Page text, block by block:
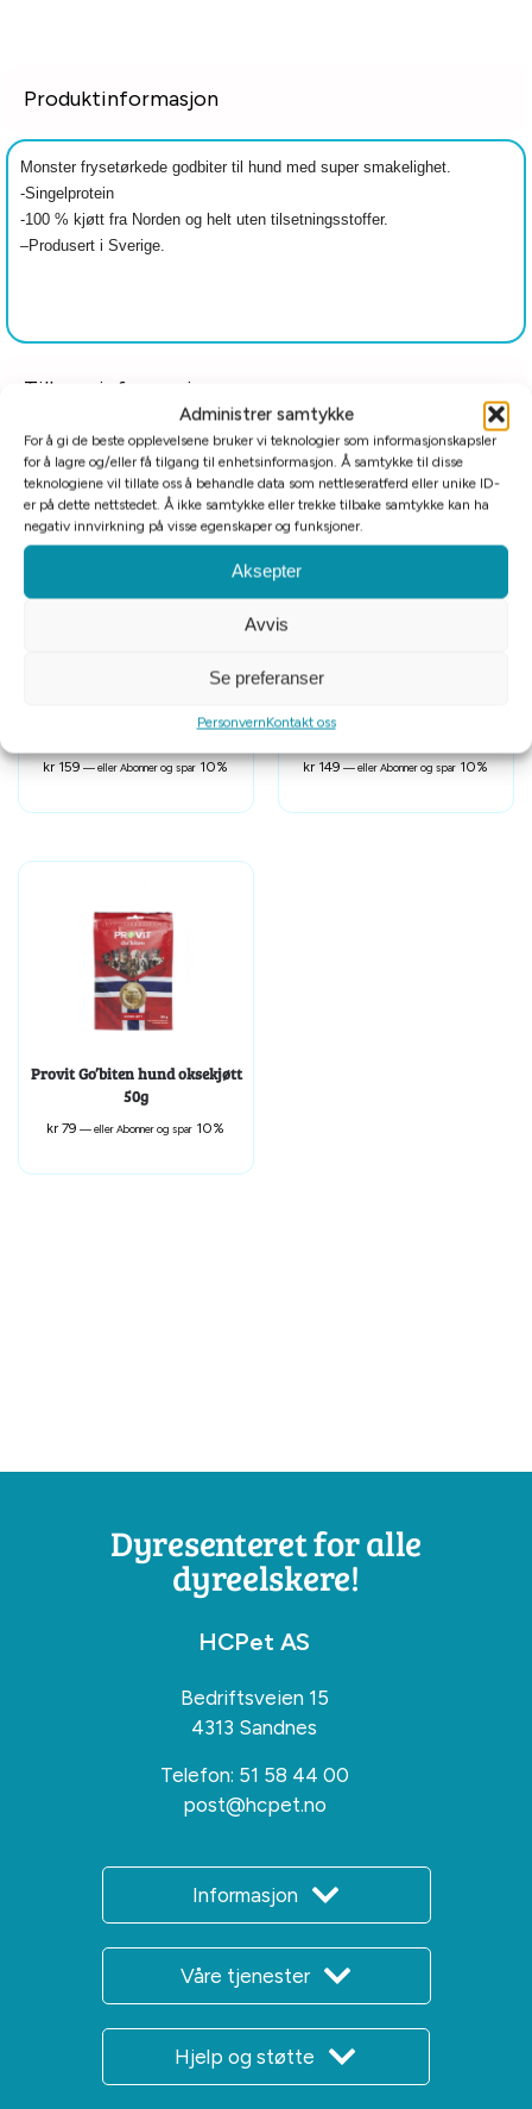
Administrer samtykke
For å gi de beste opplevelsene bruker vi teknologier som informasjonskapsler
for å lagre og/eller få tilgang til enhetsinformasjon. Å samtykke til disse
teknologiene vil tillate oss å behandle data som nettleseratferd eller unike ID-
er på dette nettstedet. Å ikke samtykke eller trekke tilbake samtykke kan ha
negativ innvirkning på visse egenskaper og funksjoner.
Aksepter
Avvis
Se preferanser
PersonvernKontakt oss
Produktinformasjon
Monster frysetørkede godbiter til hund med super smakelighet.
-Singelprotein
-100 % kjøtt fra Norden og helt uten tilsetningsstoffer.
–Produsert i Sverige.
Tilleggsinformasjon
Relaterte produkter
Gresshoppa hundepølse 4x200g
kr159—eller Abonner og spar 10%
DeliBest hundepølse med hest
for sensitive hunder 2×400 g
kr149—eller Abonner og spar 10%
Provit Go’biten hund oksekjøtt
50g
kr79 —eller Abonner og spar 10%
Dyresenteret for alle
dyreelskere!
HCPet AS
Bedriftsveien 15
4313 Sandnes
Telefon: 51 58 44 00
post@hcpet.no
Informasjon
Våre tjenester
Hjelp og støtte